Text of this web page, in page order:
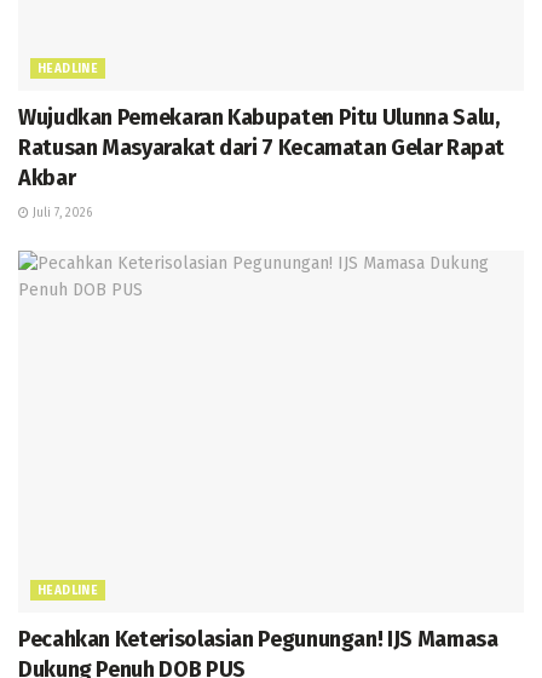
HEADLINE
Wujudkan Pemekaran Kabupaten Pitu Ulunna Salu,
Ratusan Masyarakat dari 7 Kecamatan Gelar Rapat
Akbar
Juli 7, 2026
HEADLINE
Pecahkan Keterisolasian Pegunungan! IJS Mamasa
Dukung Penuh DOB PUS